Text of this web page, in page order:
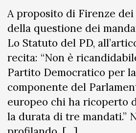
A proposito di Firenze dei
della questione dei
Lo Statuto del PD,
recita: “Non è
Partito Democratico per
componente del
europeo chi ha ricoperto
la durata di tre mandati.”